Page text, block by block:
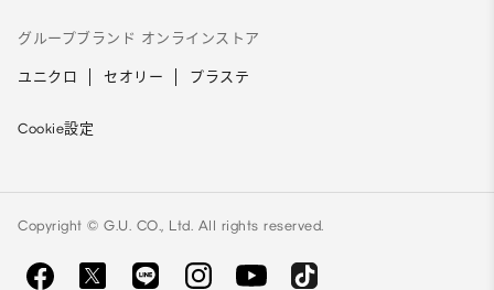
グループブランド オンラインストア
ユニクロ セオリー プラステ
Cookie設定
Copyright © G.U. CO., Ltd. All rights reserved.